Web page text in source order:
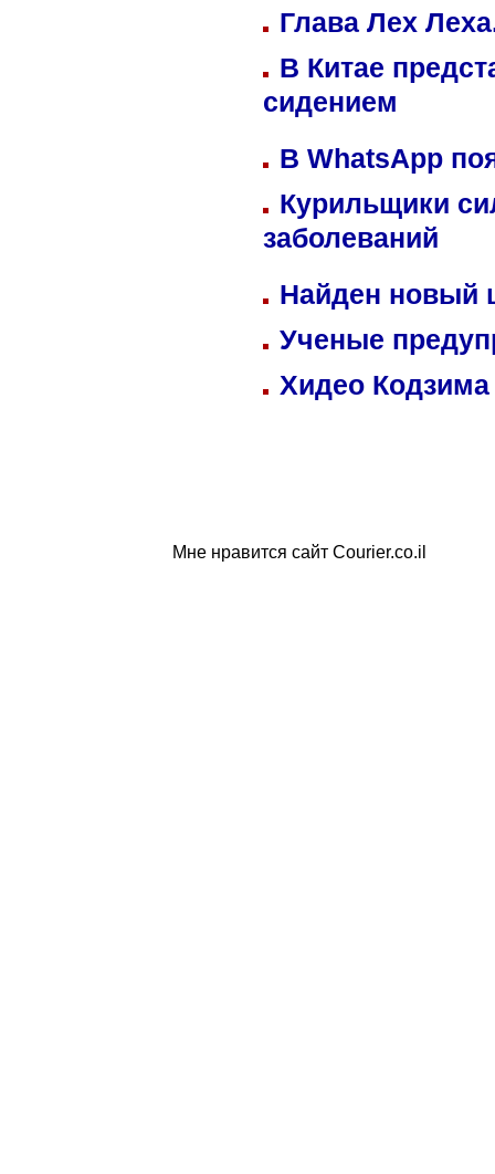
Глава Лех
В Китае
сидением
В WhatsApp
Курильщики
заболеваний
Найден
Ученые
Хидео
Мне нравится сайт Courier.co.il